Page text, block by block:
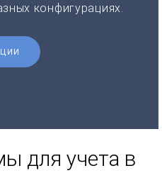
конфигурациях.
для учета в